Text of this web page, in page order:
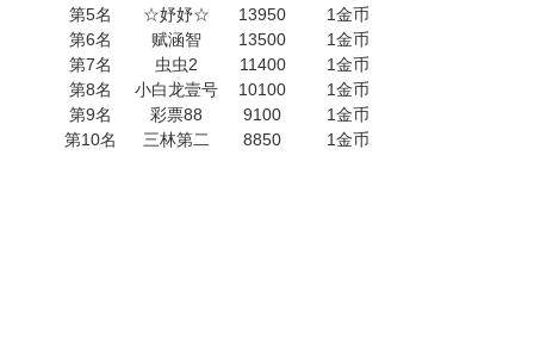
第5名
☆妤妤☆ 13950
1金币
第6名
赋涵智 13500
1金币
第7名
虫虫2 11400
1金币
第8名
小白龙壹号 10100
1金币
第9名
彩票88 9100
1金币
第10名
三林第二 8850 1金币